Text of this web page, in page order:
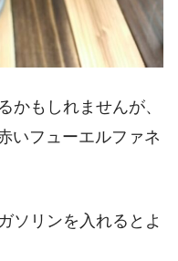
かもしれませんが、
いフューエルファネ
ソリンを入れるとよ